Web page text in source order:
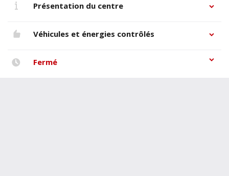
Présentation du centre
Véhicules et énergies contrôlés
Fermé